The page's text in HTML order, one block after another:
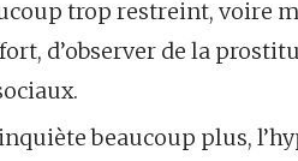
trop restreint, voire
d’observer de la
beaucoup plus,